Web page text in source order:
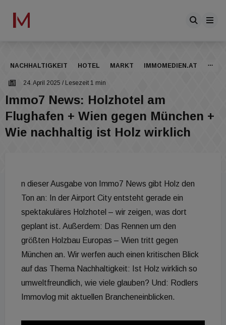
NACHHALTIGKEIT HOTEL MARKT IMMOMEDIEN.AT
24. April 2025 / Lesezeit 1 min
Immo7 News: Holzhotel am
Flughafen + Wien gegen München +
Wie nachhaltig ist Holz wirklich
n dieser Ausgabe von Immo7 News gibt Holz den
Ton an: In der Airport City entsteht gerade ein
spektakuläres Holzhotel – wir zeigen, was dort
geplant ist. Außerdem: Das Rennen um den
größten Holzbau Europas – Wien tritt gegen
München an. Wir werfen auch einen kritischen Blick
auf das Thema Nachhaltigkeit: Ist Holz wirklich so
umweltfreundlich, wie viele glauben? Und: Rodlers
Immovlog mit aktuellen Brancheneinblicken.